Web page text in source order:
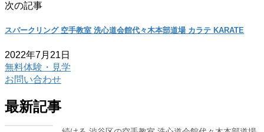
次の記事
スパークリング 空手教室 洗心道会館代々木本部道場 カラテ KARATE
2022年7月21日
無料体験・見学
お問い合わせ
最新記事